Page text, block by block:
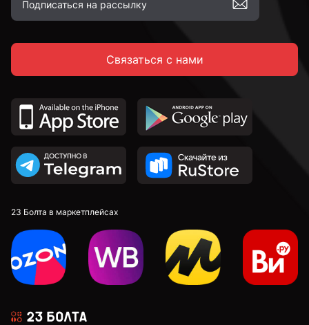
Связаться с нами
23 Болта в маркетплейсах